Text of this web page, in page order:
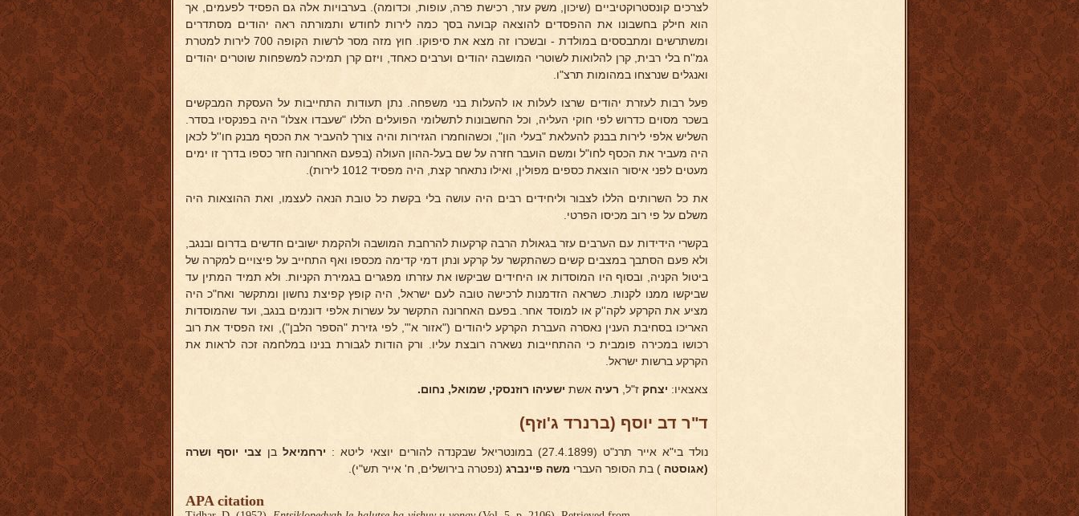
לצרכים קונסטרוקטיביים (שיכון, משק עזר, רכישת פרה, עופות, וכדומה). בערבויות אלה גם הפסיד לפעמים, אך
הוא חילק בחשבונו את ההפסדים להוצאה קבועה בסך כמה לירות לחודש ותמורתה ראה יהודים מסתדרים
ומשתרשים ומתבססים במולדת - ובשכרו זה מצא את סיפוקו. חוץ מזה מסר לרשות הקופה 700 לירות למטרת
גמ''ח בלי רבית, קרן להלואות לשוטרי המושבה יהודים וערבים כאחד, ויזם קרן תמיכה למשפחות שוטרים יהודים
ואנגלים שנרצחו במהומות תרצ"ו.
פעל רבות לעזרת יהודים שרצו לעלות או להעלות בני משפחה. נתן תעודות התחייבות על העסקת המבקשים
בשכר מסוים כדרוש לפי חוקי העליה, וכל החשבונות לתשלומי הפועלים הללו "שעבדו אצלו" היה בפנקסיו בסדר.
השליש אלפי לירות בבנק להעלאת "בעלי הון", וכשהוחמרו הגזירות והיה צורך להעביר את הכסף מבנק חו''ל לכאן
היה מעביר את הכסף לחו"ל ומשם הועבר חזרה על שם בעל-ההון העולה (בפעם האחרונה חזר כספו בדרך זו ימים
מעטים לפני איסור הוצאת כספים מפולין, ואילו נתאחר קצת, היה מפסיד 1012 לירות).
את כל השרותים הללו לצבור וליחידים רבים היה עושה בלי בקשת כל טובת הנאה לעצמו, ואת ההוצאות היה
משלם על פי רוב מכיסו הפרטי.
בקשרי הידידות עם הערבים עזר בגאולת הרבה קרקעות להרחבת המושבה ולהקמת ישובים חדשים בדרום ובנגב,
ולא פעם הסתבך במצבים קשים כשהתקשר על קרקע ונתן דמי קדימה מכספו ואף התחייב על פיצויים למקרה של
ביטול הקניה, ובסוף היו המוסדות או היחידים שביקשו את עזרתו מפגרים בגמירת הקניות. ולא תמיד המתין עד
שביקשו ממנו לקנות. כשראה הזדמנות לרכישה טובה לעם ישראל, היה קופץ קפיצת נחשון ומתקשר ואח"כ היה
מציע את הקרקע לקה''ק או למוסד אחר. בפעם האחרונה התקשר על עשרות אלפי דונמים בנגב, ועד שהמוסדות
האריכו בסחיבת הענין נאסרה העברת הקרקע ליהודים ("אזור א'", לפי גזירת "הספר הלבן"), ואז הפסיד את רוב
רכושו במכירה פומבית כי ההתחייבות נשארה רובצת עליו. ורק הודות לגבורת בנינו במלחמה זכה לראות את
הקרקע ברשות ישראל.
צאצאיו: יצחק ז"ל, רעיה אשת ישעיהו רוזנסקי, שמואל, נחום.
ד"ר דב יוסף (ברנרד ג'וזף)
נולד בי"א אייר תרנ"ט (27.4.1899) במונטריאל שבקנדה להורים יוצאי ליטא : ירחמיאל בן צבי יוסף ושרה
(אגוסטה ) בת הסופר העברי משה פיינברג (נפטרה בירושלים, ח' אייר תש"י).
APA citation